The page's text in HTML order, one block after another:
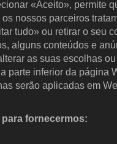
«Aceito», permite
nossos parceiros
tudo» ou retirar o seu
alguns conteúdos e
as suas escolhas
parte inferior da página
serão aplicadas em
fornecermos: